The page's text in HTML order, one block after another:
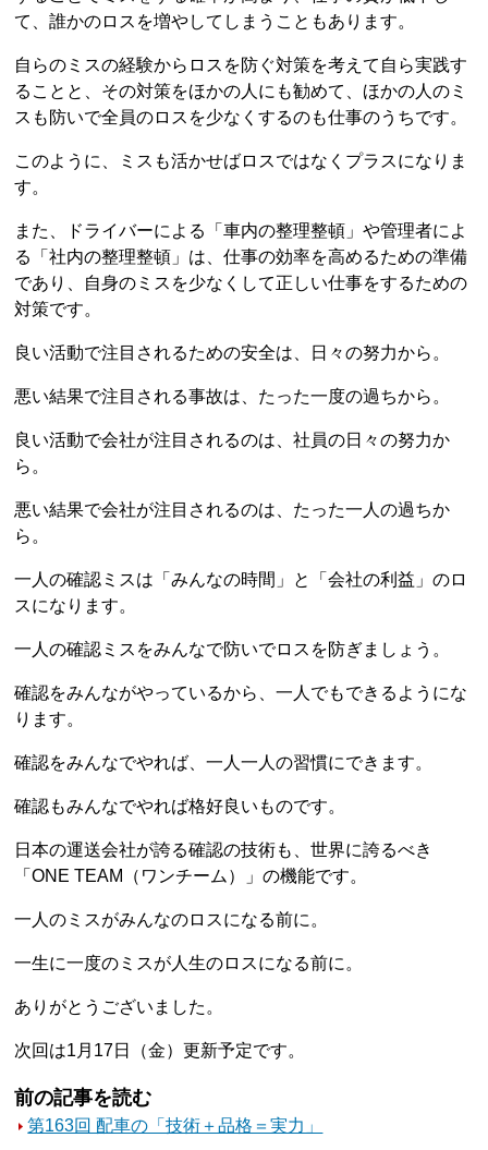
て、誰かのロスを増やしてしまうこともあります。
自らのミスの経験からロスを防ぐ対策を考えて自ら実践す
ることと、その対策をほかの人にも勧めて、ほかの人のミ
スも防いで全員のロスを少なくするのも仕事のうちです。
このように、ミスも活かせばロスではなくプラスになりま
す。
また、ドライバーによる「車内の整理整頓」や管理者によ
る「社内の整理整頓」は、仕事の効率を高めるための準備
であり、自身のミスを少なくして正しい仕事をするための
対策です。
良い活動で注目されるための安全は、日々の努力から。
悪い結果で注目される事故は、たった一度の過ちから。
良い活動で会社が注目されるのは、社員の日々の努力か
ら。
悪い結果で会社が注目されるのは、たった一人の過ちか
ら。
一人の確認ミスは「みんなの時間」と「会社の利益」のロ
スになります。
一人の確認ミスをみんなで防いでロスを防ぎましょう。
確認をみんながやっているから、一人でもできるようにな
ります。
確認をみんなでやれば、一人一人の習慣にできます。
確認もみんなでやれば格好良いものです。
日本の運送会社が誇る確認の技術も、世界に誇るべき
「ONE TEAM（ワンチーム）」の機能です。
一人のミスがみんなのロスになる前に。
一生に一度のミスが人生のロスになる前に。
ありがとうございました。
次回は1月17日（金）更新予定です。
前の記事を読む
第163回 配車の「技術＋品格＝実力」